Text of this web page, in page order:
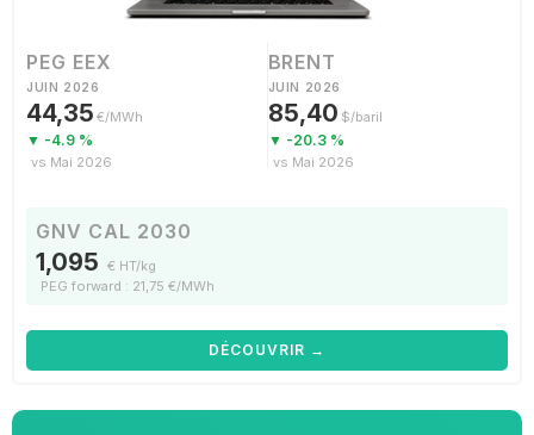
PEG EEX
JUIN 2026
44,35 €/MWh
▼ -4.9 %
vs Mai 2026
BRENT
JUIN 2026
85,40 $/baril
▼ -20.3 %
vs Mai 2026
GNV CAL 2030
1,095 € HT/kg
PEG forward : 21,75 €/MWh
DÉCOUVRIR →